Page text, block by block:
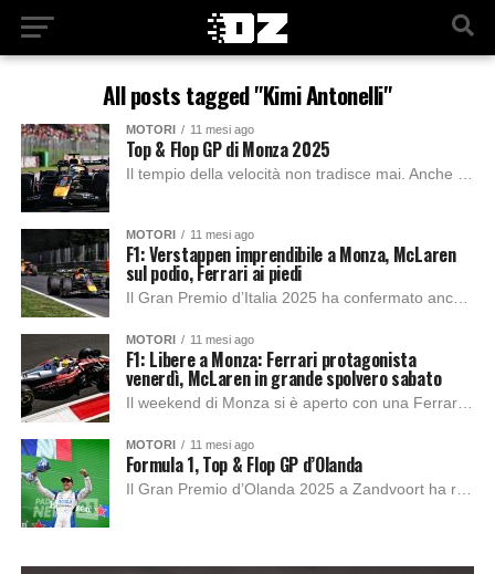
All posts tagged "Kimi Antonelli"
MOTORI 11 mesi ago
Top & Flop GP di Monza 2025
MOTORI 11 mesi ago
F1: Verstappen imprendibile a Monza, McLaren
sul podio, Ferrari ai piedi
Il Gran Premio d’Italia 2025 ha confermato ancora una volta lo strapotere di Max Verstappen, capace di dominare sul circuito di Monza con la solita freddezza...
MOTORI 11 mesi ago
F1: Libere a Monza: Ferrari protagonista
venerdì, McLaren in grande spolvero sabato
Il weekend di Monza si è aperto con una Ferrari subito sugli scudi. Nella prima sessione di prove libere, infatti, è stato Lewis Hamilton a piazzare...
MOTORI 11 mesi ago
Formula 1, Top & Flop GP d’Olanda
Il Gran Premio d’Olanda 2025 a Zandvoort ha regalato emozioni, colpi di scena e verdetti pesanti in ottica mondiale. McLaren ha dominato il weekend con Oscar...